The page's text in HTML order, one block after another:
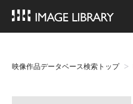
映像作品データベース検索トップ